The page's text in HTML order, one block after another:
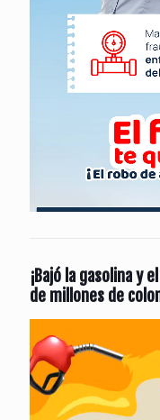
¡Bajó la gasolina y
de millones de
de
vídeo